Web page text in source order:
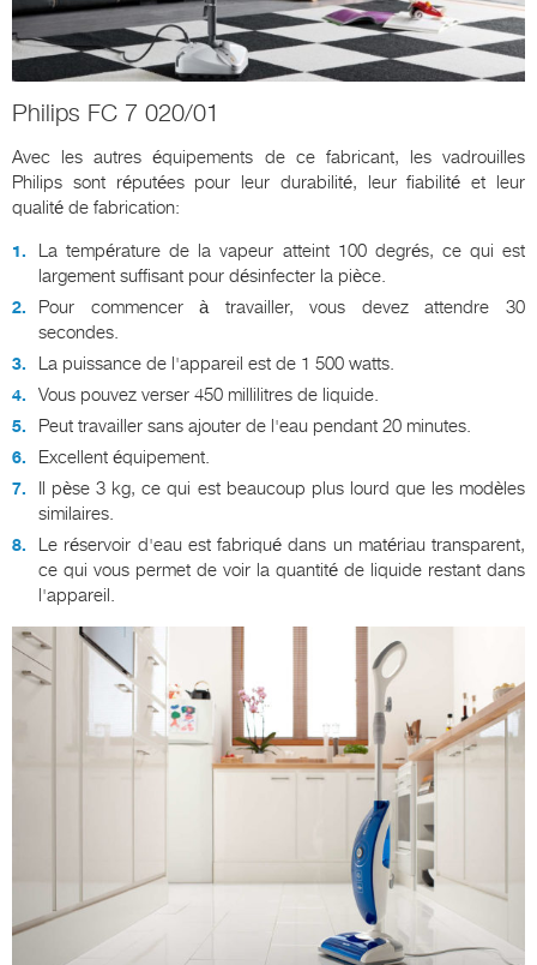
Philips FC 7 020/01
Avec les autres équipements de ce fabricant, les vadrouilles
Philips sont réputées pour leur durabilité, leur fiabilité et leur
qualité de fabrication:
La température de la vapeur atteint 100 degrés, ce qui est
largement suffisant pour désinfecter la pièce.
Pour commencer à travailler, vous devez attendre 30
secondes.
La puissance de l'appareil est de 1 500 watts.
Vous pouvez verser 450 millilitres de liquide.
Peut travailler sans ajouter de l'eau pendant 20 minutes.
Excellent équipement.
Il pèse 3 kg, ce qui est beaucoup plus lourd que les modèles
similaires.
Le réservoir d'eau est fabriqué dans un matériau transparent,
ce qui vous permet de voir la quantité de liquide restant dans
l'appareil.